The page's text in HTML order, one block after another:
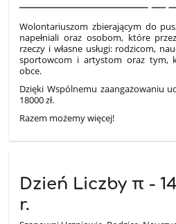
4
Wolontariuszom zbierającym do
napełniali oraz osobom, które
rzeczy i własne usługi: rodzicom,
sportowcom i artystom oraz tym,
obce.
Dzięki Wspólnemu zaangażowaniu
18000 zł.
Razem możemy więcej!
Dzień Liczby π -
r.